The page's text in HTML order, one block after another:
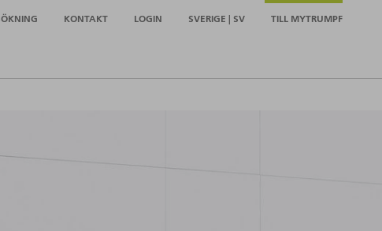
KONTAKT LOGIN SVERIGE | SV TILL MYTRUMPF